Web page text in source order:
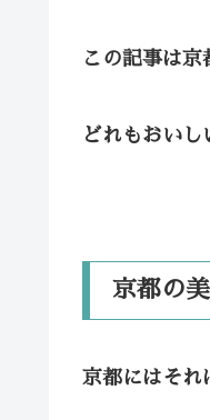
この記事は京
どれもおいし
京都の
京都にはそれ